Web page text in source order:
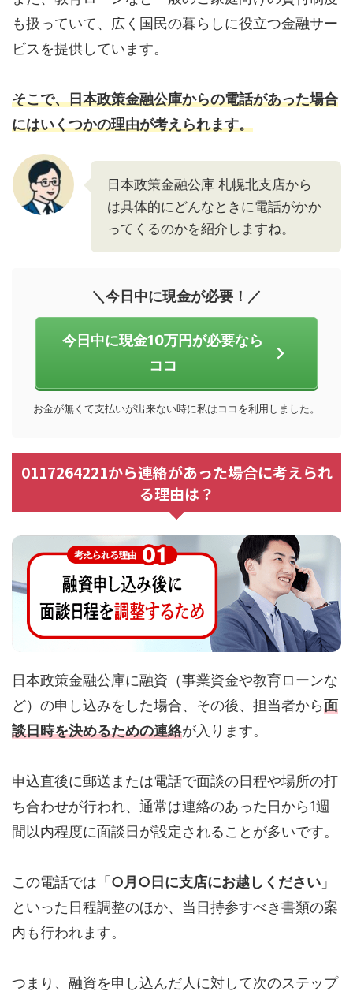
も扱っていて、広く国民の暮らしに役立つ金融サー
ビスを提供しています。
そこで、日本政策金融公庫からの電話があった場合
にはいくつかの理由が考えられます。
日本政策金融公庫 札幌北支店から
は具体的にどんなときに電話がかか
ってくるのかを紹介しますね。
＼今日中に現金が必要！／
今日中に現金10万円が必要なら
ココ
お金が無くて支払いが出来ない時に私はココを利用しました。
0117264221から連絡があった場合に考えられ
る理由は？
日本政策金融公庫に融資（事業資金や教育ローンな
ど）の申し込みをした場合、その後、担当者から面
談日時を決めるための連絡が入ります。
申込直後に郵送または電話で面談の日程や場所の打
ち合わせが行われ、通常は連絡のあった日から1週
間以内程度に面談日が設定されることが多いです。
この電話では「 ○月○日に支店にお越しください 」
といった日程調整のほか、当日持参すべき書類の案
内も行われます。
つまり、融資を申し込んだ人に対して次のステップ